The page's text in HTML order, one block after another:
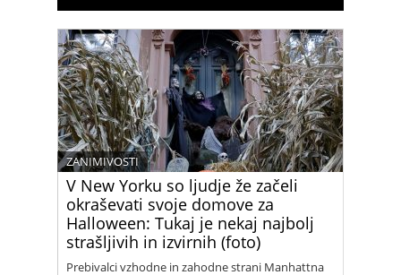
V New Yorku so ljudje že začeli
okraševati svoje domove za
Halloween: Tukaj je nekaj najbolj
strašljivih in izvirnih (foto)
ZANIMIVOSTI
Prebivalci vzhodne in zahodne strani Manhattna